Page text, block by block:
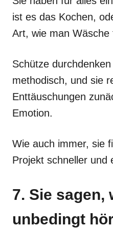
ist es das Kochen,
Art, wie man Wäsche
Schütze
methodisch, und sie
Enttäuschungen
Emotion.
Wie auch immer, sie
Projekt schneller und
7. Sie sagen,
unbedingt